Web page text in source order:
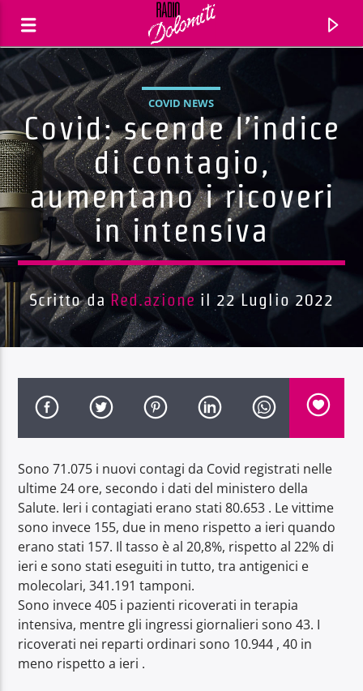
Traccia corrente
Titolo
Artista
Radio Dolomiti
COVID NEWS
Covid: scende l’indice
di contagio,
aumentano i ricoveri
in intensiva
Scritto da Red.azione il 22 Luglio 2022
Sono 71.075 i nuovi contagi da Covid registrati nelle
ultime 24 ore, secondo i dati del ministero della
Salute. Ieri i contagiati erano stati 80.653 . Le vittime
sono invece 155, due in meno rispetto a ieri quando
erano stati 157. Il tasso è al 20,8%, rispetto al 22% di
ieri e sono stati eseguiti in tutto, tra antigenici e
molecolari, 341.191 tamponi.
Sono invece 405 i pazienti ricoverati in terapia
intensiva, mentre gli ingressi giornalieri sono 43. I
ricoverati nei reparti ordinari sono 10.944 , 40 in
meno rispetto a ieri .